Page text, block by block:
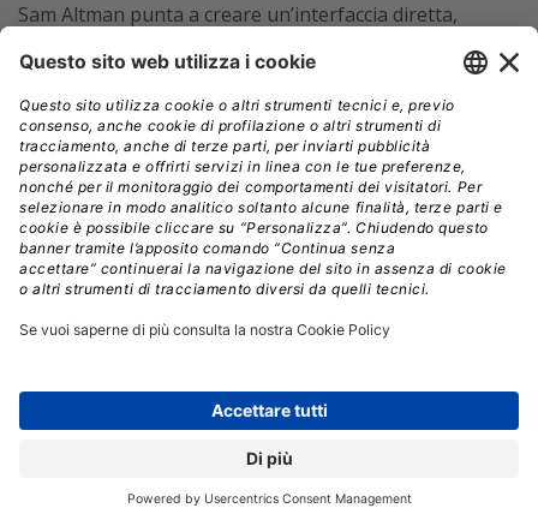
Sam Altman punta a creare un’interfaccia diretta,
intravede la consapevolezza che l’evoluzione dell’IA non
dipende più solo da modelli più grandi o da più potenza
computazionale, ma anchedalla qualità e dalla
naturalezza dei canali attraverso cui gli esseri
umani dialogano con le macchine.
Il fatto che Altman sia cofondatore di Merge Labs
rende l’operazione meno sorprendente
rappresenta solo una frazione dei 252 milioni di dollari
raccolti dalla startup e, in termini finanziari, l’impegno è
quindi marginale rispetto allecolossali scommesse
infrastrutturali già annunciate dalla società. In termini